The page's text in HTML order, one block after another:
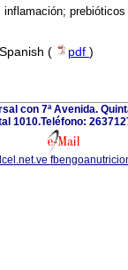
inflamación;
Spanish ( pdf )
con 7ª Avenida.
1010.Teléfono: